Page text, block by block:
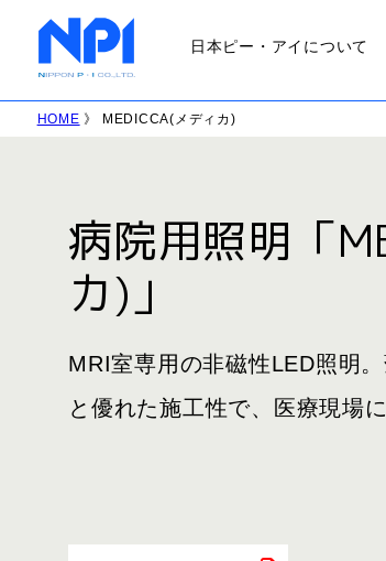
日本ピー・アイについて
会社概要
HOME 》 MEDICCA(メディカ)
病院用照明「
カ)」
MRI室専用の非磁性LED照明
と優れた施工性で、医療現場に